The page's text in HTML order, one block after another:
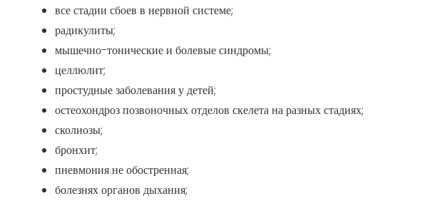
все стадии сбоев в нервной системе;
радикулиты;
мышечно-тонические и болевые синдромы;
целлюлит;
простудные заболевания у детей;
остеохондроз позвоночных отделов скелета на разных стадиях;
сколиозы;
бронхит;
пневмония не обостренная;
болезнях органов дыхания;